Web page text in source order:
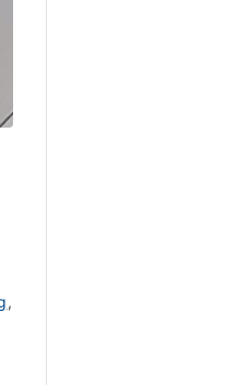
,